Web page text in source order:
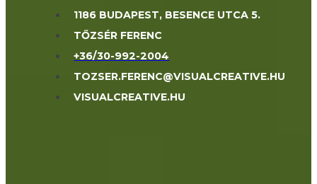
1186 BUDAPEST, BESENCE UTCA 5.
TŐZSÉR FERENC
+36/30-992-2004
TOZSER.FERENC@VISUALCREATIVE.HU
VISUALCREATIVE.HU